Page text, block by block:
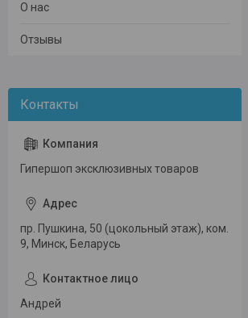
О нас
Отзывы
Гипершоп эксклюзивных товаров
пр. Пушкина, 50 (цокольный этаж), ком.
9, Минск, Беларусь
Андрей